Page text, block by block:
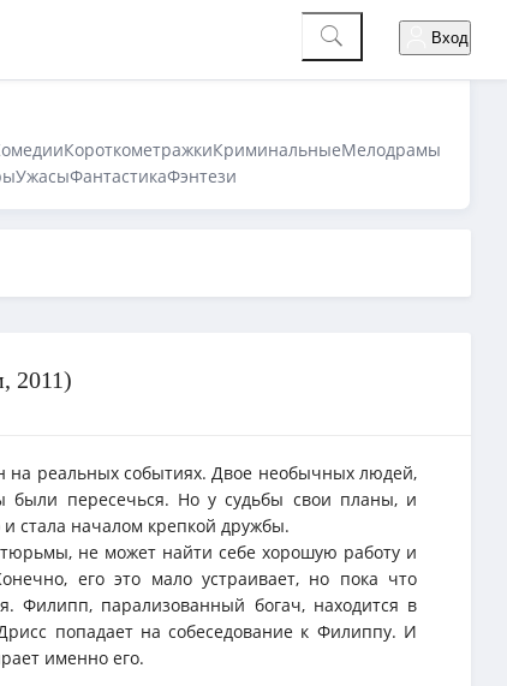
Вход
КороткометражкиКриминальныеМелодрамы
УжасыФантастикаФэнтези
2011)
на реальных событиях. Двое необычных людей,
были пересечься. Но у судьбы свои планы, и
стала началом крепкой дружбы.
не может найти себе хорошую работу и
его это мало устраивает, но пока что
Филипп, парализованный богач, находится в
попадает на собеседование к Филиппу. И
именно его.